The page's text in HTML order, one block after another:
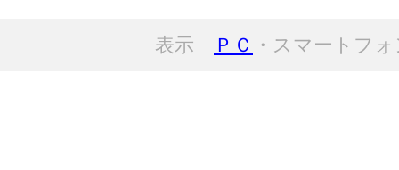
表示 ＰＣ ・スマートフ